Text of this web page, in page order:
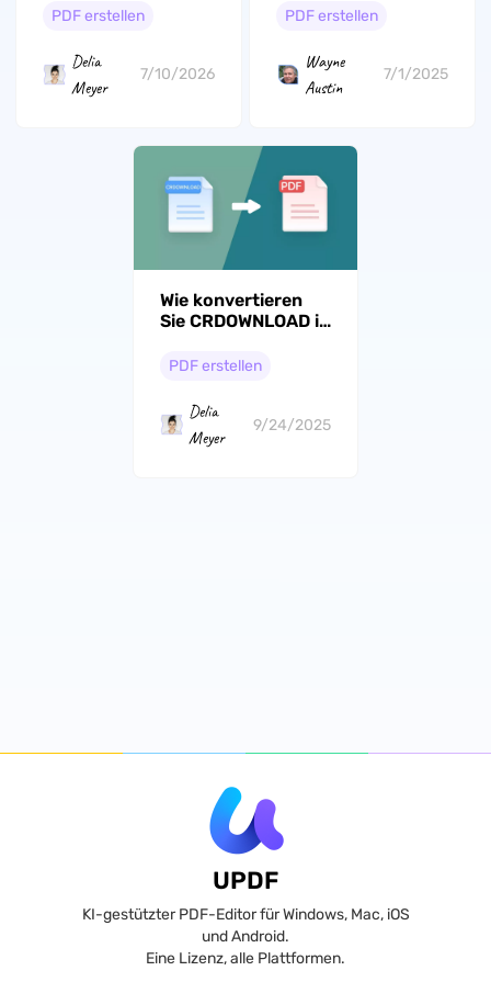
Desktop und Handy
PDF erstellen
Delia
Meyer
7/10/2026
PDF erstellen
Wayne
Austin
7/1/2025
Wie konvertieren
Sie CRDOWNLOAD in
Anleitung
PDF erstellen
Delia
Meyer
9/24/2025
UPDF
KI-gestützter PDF-Editor für Windows, Mac, iOS
und Android.
Eine Lizenz, alle Plattformen.